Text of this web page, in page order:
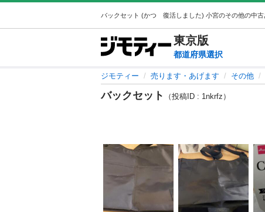
東京版
都道府県選択
ジモティー 売ります・あげます その他
バックセット （投稿ID : 1nkrfz）